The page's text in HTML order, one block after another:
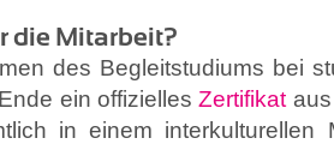
die Mitarbeit?
des Begleitstudiums bei
ein offiziellesZertifikat
in einem interkulturellen